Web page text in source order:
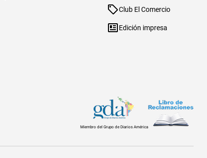
Club El Comercio
Edición impresa
Miembro del Grupo de Diarios América